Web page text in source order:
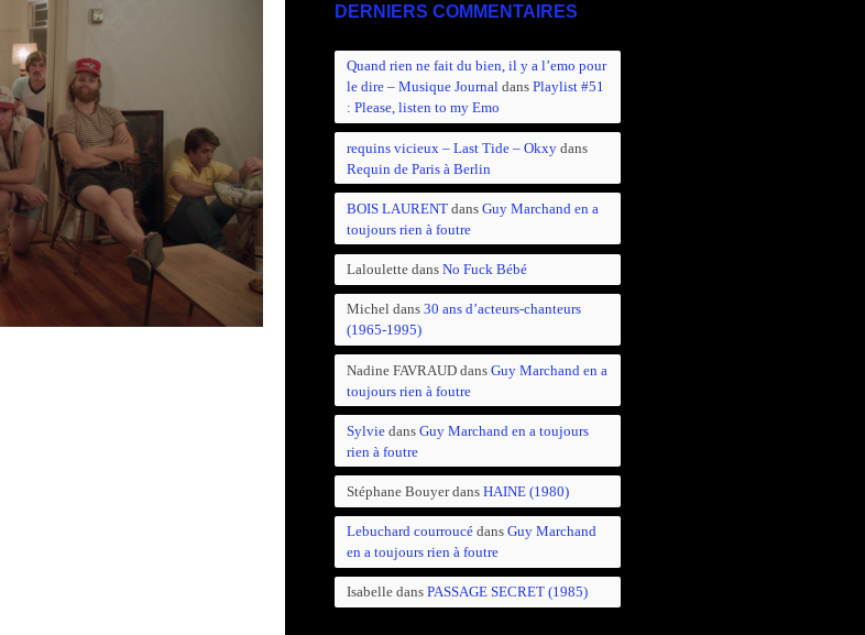
DERNIERS COMMENTAIRES
Quand rien ne fait du bien, il y a l’emo pour
le dire – Musique Journaldans Playlist #51
: Please, listen to my Emo
requins vicieux – Last Tide – Okxydans
Requin de Paris à Berlin
BOIS LAURENTdans Guy Marchand en a
toujours rien à foutre
Laloulettedans No Fuck Bébé
Micheldans 30 ans d’acteurs-chanteurs
(1965-1995)
Nadine FAVRAUDdans Guy Marchand en a
toujours rien à foutre
Sylviedans Guy Marchand en a toujours
rien à foutre
Stéphane Bouyerdans HAINE (1980)
Lebuchard courroucédans Guy Marchand
en a toujours rien à foutre
Isabelledans PASSAGE SECRET (1985)